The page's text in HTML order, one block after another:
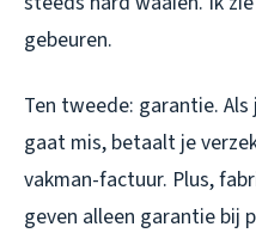
gebeuren.
Ten tweede: garantie.
gaat mis, betaalt je
vakman-factuur. Plus,
geven alleen garantie bij